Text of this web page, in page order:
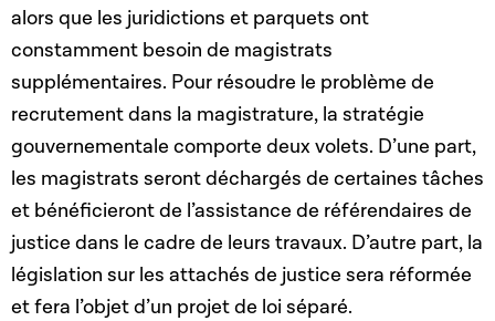
alors que les juridictions et parquets ont
constamment besoin de magistrats
supplémentaires. Pour résoudre le problème de
recrutement dans la magistrature, la stratégie
gouvernementale comporte deux volets. D’une part,
les magistrats seront déchargés de certaines tâches
et bénéficieront de l’assistance de référendaires de
justice dans le cadre de leurs travaux. D’autre part, la
législation sur les attachés de justice sera réformée
et fera l’objet d’un projet de loi séparé.